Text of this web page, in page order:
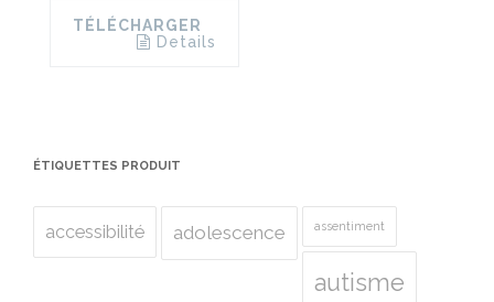
TÉLÉCHARGER
Details
ÉTIQUETTES PRODUIT
accessibilité adolescence assentiment
autisme